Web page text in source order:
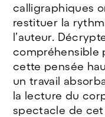
calligraphiques
restituer la
l’auteur.
compréhensible
cette pensée
un travail
la lecture du
spectacle de cet